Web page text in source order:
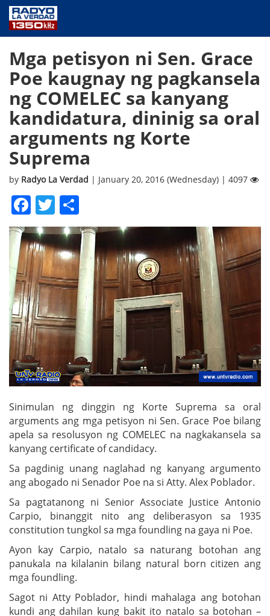
PUBLIC SERVICE
ANNOUNCEMENTS
PROGRAMS
ABOUT
CONTACT US
Mga petisyon ni Sen. Grace
Poe kaugnay ng pagkansela
ng COMELEC sa kanyang
kandidatura, dininig sa oral
arguments ng Korte
Suprema
by Radyo La Verdad | January 20, 2016 (Wednesday) | 4097
Facebook
Twitter
Sinimulan ng dinggin ng Korte Suprema sa oral
arguments ang mga petisyon ni Sen. Grace Poe bilang
apela sa resolusyon ng COMELEC na nagkakansela sa
kanyang certificate of candidacy.
Sa pagdinig unang naglahad ng kanyang argumento
ang abogado ni Senador Poe na si Atty. Alex Poblador.
Sa pagtatanong ni Senior Associate Justice Antonio
Carpio, binanggit nito ang deliberasyon sa 1935
constitution tungkol sa mga foundling na gaya ni Poe.
Ayon kay Carpio, natalo sa naturang botohan ang
panukala na kilalanin bilang natural born citizen ang
mga foundling.
Sagot ni Atty Poblador, hindi mahalaga ang botohan
kundi ang dahilan kung bakit ito natalo sa botohan –